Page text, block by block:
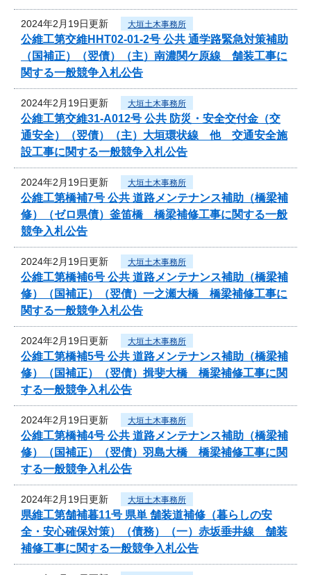
2024年2月19日更新 大垣土木事務所
公維工第交維HHT02-01-2号 公共 通学路緊急対策補助
（国補正）（翌債）（主）南濃関ケ原線 舗装工事に
関する一般競争入札公告
2024年2月19日更新 大垣土木事務所
公維工第交維31-A012号 公共 防災・安全交付金（交
通安全）（翌債）（主）大垣環状線 他 交通安全施
設工事に関する一般競争入札公告
2024年2月19日更新 大垣土木事務所
公維工第橋補7号 公共 道路メンテナンス補助（橋梁補
修）（ゼロ県債）釜笛橋 橋梁補修工事に関する一般
競争入札公告
2024年2月19日更新 大垣土木事務所
公維工第橋補6号 公共 道路メンテナンス補助（橋梁補
修）（国補正）（翌債）一之瀬大橋 橋梁補修工事に
関する一般競争入札公告
2024年2月19日更新 大垣土木事務所
公維工第橋補5号 公共 道路メンテナンス補助（橋梁補
修）（国補正）（翌債）揖斐大橋 橋梁補修工事に関
する一般競争入札公告
2024年2月19日更新 大垣土木事務所
公維工第橋補4号 公共 道路メンテナンス補助（橋梁補
修）（国補正）（翌債）羽島大橋 橋梁補修工事に関
する一般競争入札公告
2024年2月19日更新 大垣土木事務所
県維工第舗補暮11号 県単 舗装道補修（暮らしの安
全・安心確保対策）（債務）（一）赤坂垂井線 舗装
補修工事に関する一般競争入札公告